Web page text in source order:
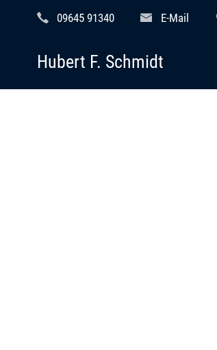
09645 91340 E-Mail
Hubert F. Schmidt